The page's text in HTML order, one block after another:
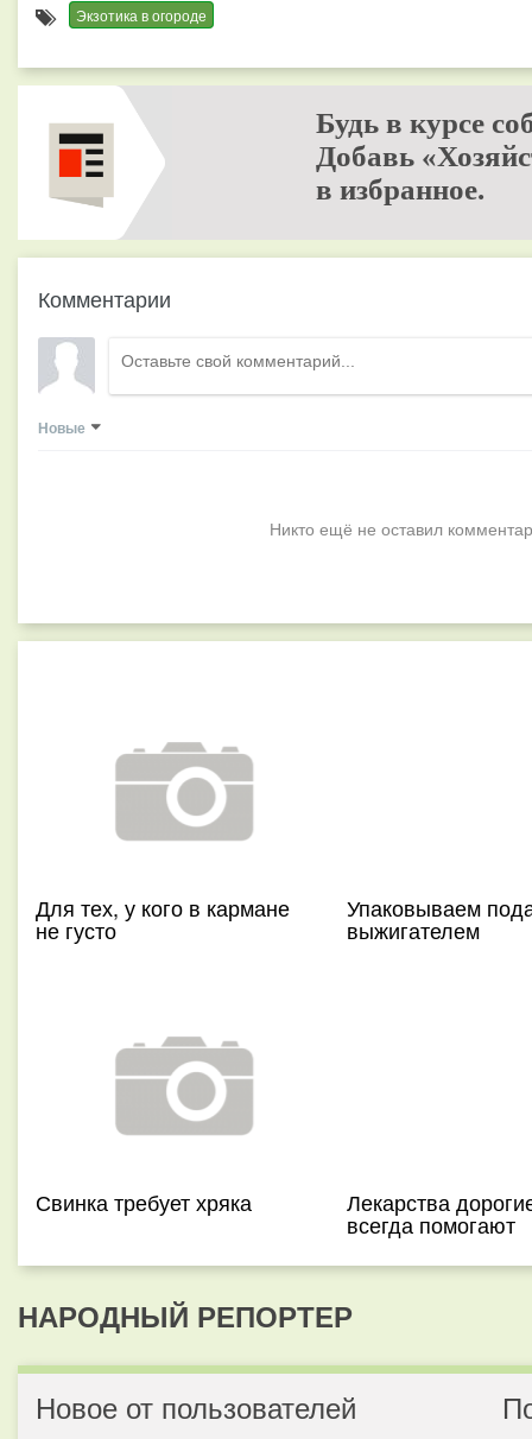
Экзотика в огороде
Будь в курсе
Добавь
в избранное.
Комментарии
Новые
Никто ещё не оставил
Для тех, у кого в кармане
не густо
Упаковываем
выжигателем
Свинка требует хряка Лекарства
всегда помогают
НАРОДНЫЙ РЕПОРТЕР
Новое от пользователей